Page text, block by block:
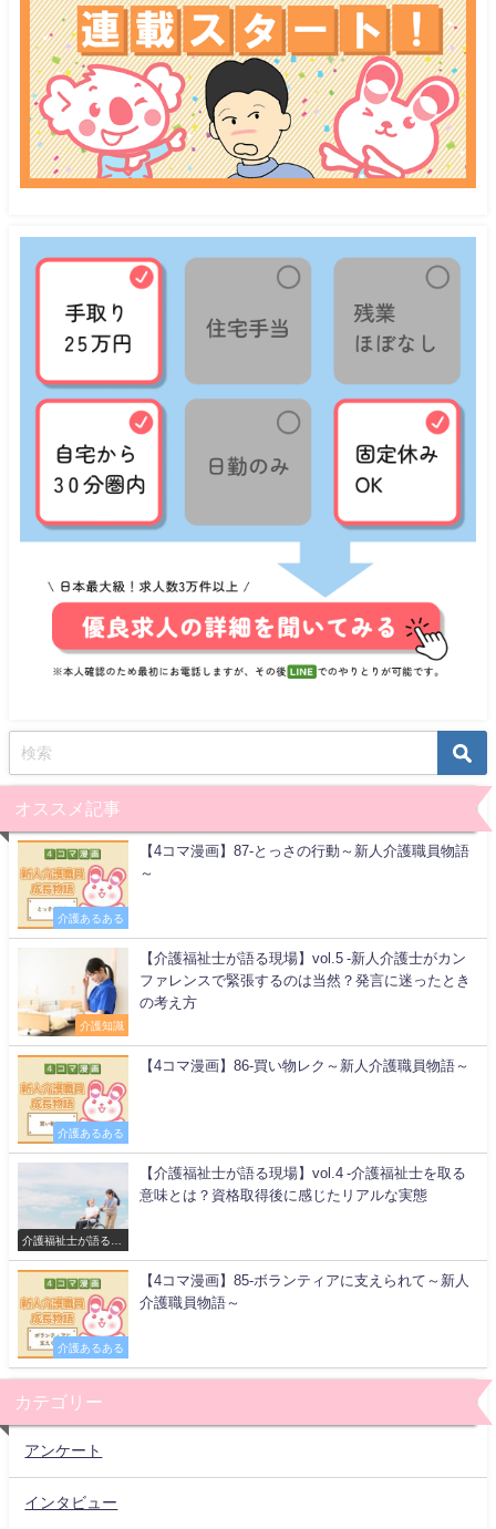
オススメ記事
介護あるある
【4コマ漫画】87-とっさの行動～新人介護職員物語
～
介護知識
【介護福祉士が語る現場】vol.5 -新人介護士がカン
ファレンスで緊張するのは当然？発言に迷ったとき
の考え方
介護あるある
【4コマ漫画】86-買い物レク～新人介護職員物語～
介護福祉士が語る現
場
【介護福祉士が語る現場】vol.4 -介護福祉士を取る
意味とは？資格取得後に感じたリアルな実態
介護あるある
【4コマ漫画】85-ボランティアに支えられて～新人
介護職員物語～
カテゴリー
アンケート
インタビュー